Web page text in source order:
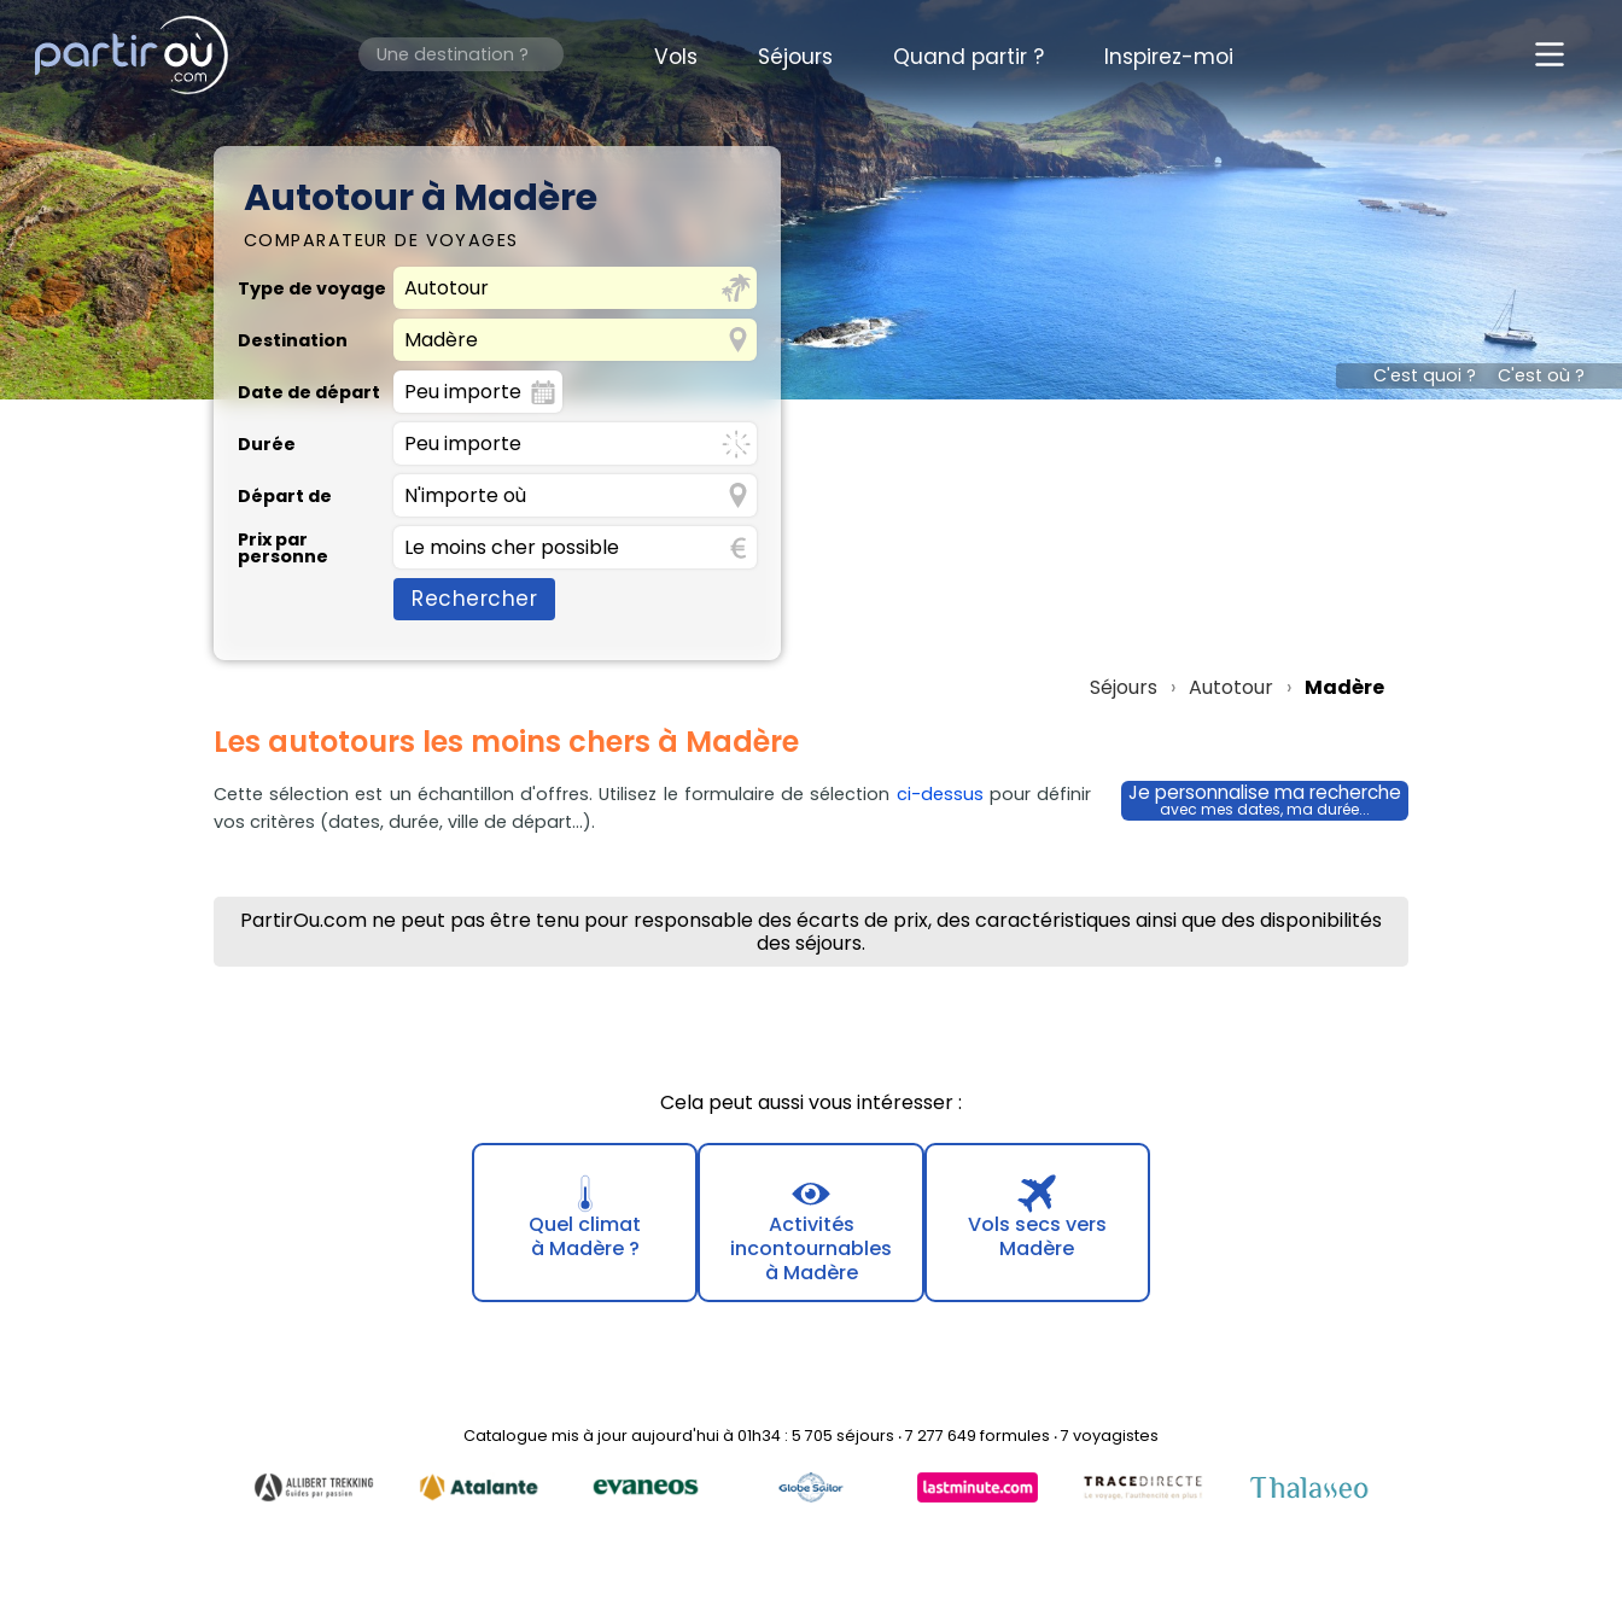
Vols Séjours Quand partir ? Inspirez-moi
Autotour à Madère
COMPARATEUR DE VOYAGES
Type de voyage
Destination
Date de départ
Durée
Départ de
Prix par
personne
Rechercher
Séjours Autotour Madère
Les autotours les moins chers à Madère
Je personnalise ma recherche
avec mes dates, ma durée...
Cette sélection est un échantillon d'offres. Utilisez le formulaire de sélection ci-dessus pour définir
vos critères (dates, durée, ville de départ...).
PartirOu.com ne peut pas être tenu pour responsable des écarts de prix, des caractéristiques ainsi que des disponibilités
des séjours.
Cela peut aussi vous intéresser :
Quel climat
à Madère ?
Activités
incontournables
à Madère
Vols secs vers
Madère
Catalogue mis à jour aujourd'hui à 01h34 : 5 705 séjours ‧ 7 277 649 formules ‧ 7 voyagistes